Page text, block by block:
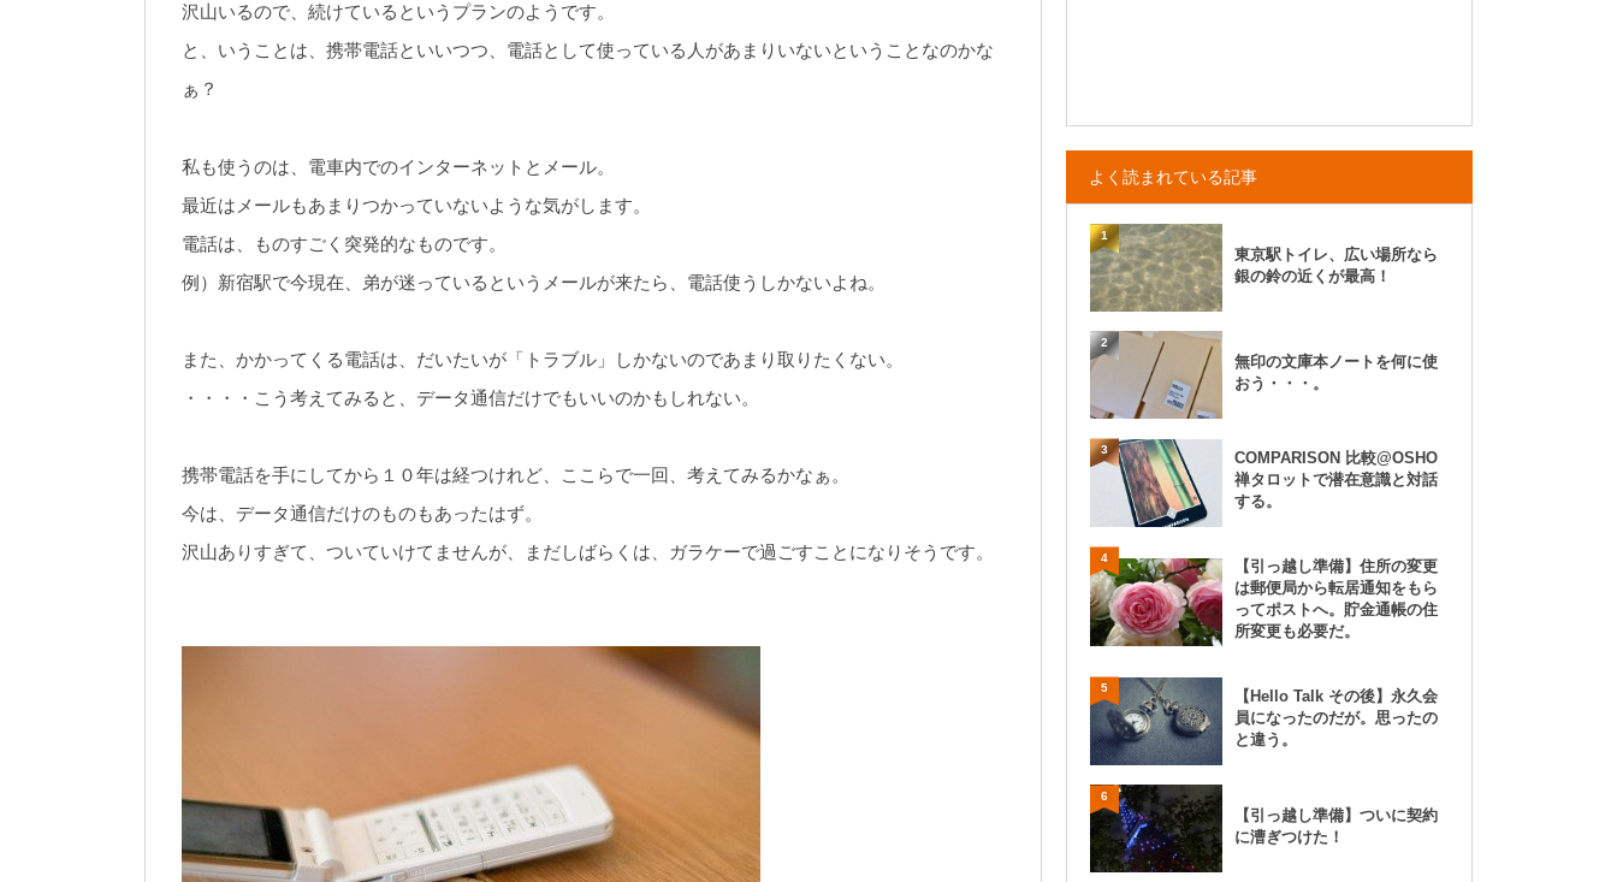
沢山いるので、続けているというプランのようです。
と、いうことは、携帯電話といいつつ、電話として使っている人があまりいないということなのかな
ぁ？
私も使うのは、電車内でのインターネットとメール。
最近はメールもあまりつかっていないような気がします。
電話は、ものすごく突発的なものです。
例）新宿駅で今現在、弟が迷っているというメールが来たら、電話使うしかないよね。
また、かかってくる電話は、だいたいが「トラブル」しかないのであまり取りたくない。
・・・・こう考えてみると、データ通信だけでもいいのかもしれない。
携帯電話を手にしてから１０年は経つけれど、ここらで一回、考えてみるかなぁ。
今は、データ通信だけのものもあったはず。
沢山ありすぎて、ついていけてませんが、まだしばらくは、ガラケーで過ごすことになりそうです。
よく読まれている記事
1
東京駅トイレ、広い場所なら
銀の鈴の近くが最高！
2
無印の文庫本ノートを何に使
おう・・・。
3
COMPARISON 比較@OSHO
禅タロットで潜在意識と対話
する。
4
【引っ越し準備】住所の変更
は郵便局から転居通知をもら
ってポストへ。貯金通帳の住
所変更も必要だ。
5
【Hello Talk その後】永久会
員になったのだが。思ったの
と違う。
6
【引っ越し準備】ついに契約
に漕ぎつけた！